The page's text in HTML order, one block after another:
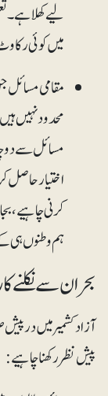
لیے کھلا ہے۔
میں کوئی
مقامی مسائل
محدود نہیں
مسائل سے
اختیار
کرنی
ہم وطنوں ہی
بحران سے نکلنے
آزاد کشمیر میں
پیش نظر رکھنا چاہیے: